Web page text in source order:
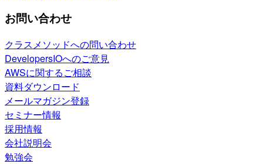
お問い合わせ
クラスメソッドへの問い合わせ
DevelopersIOへのご意見
AWSに関するご相談
資料ダウンロード
メールマガジン登録
セミナー情報
採用情報
会社説明会
勉強会